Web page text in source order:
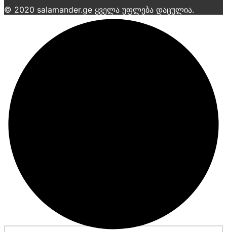
© 2020 salamander.ge ყველა უფლება დაცულია.